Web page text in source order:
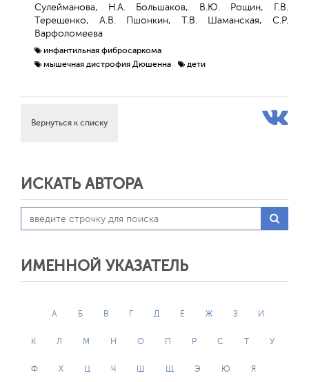
Сулейманова, Н.А. Большаков, В.Ю. Рощин, Г.В.
Терещенко, А.В. Пшонкин, Т.В. Шаманская, С.Р.
Варфоломеева
инфантильная фибросаркома
мышечная дистрофия Дюшенна
дети
Вернуться к списку
ИСКАТЬ АВТОРА
ИМЕННОЙ УКАЗАТЕЛЬ
А Б В Г Д Е Ж З И
К Л М Н О П Р С Т У
Ф Х Ц Ч Ш Щ Э Ю Я